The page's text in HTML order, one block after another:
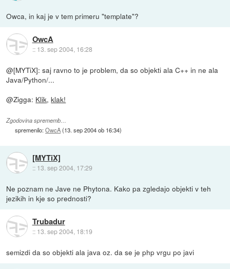
Owca, in kaj je v tem primeru "template"?
OwcA
:: 13. sep 2004, 16:28
@[MYTiX]: saj ravno to je problem, da so objekti ala C++ in ne ala
Java/Python/...
@Zigga: Klik,klak!
Zgodovina sprememb…
spremenilo:OwcA(13. sep 2004 ob 16:34)
[MYTiX]
:: 13. sep 2004, 17:29
Ne poznam ne Jave ne Phytona. Kako pa zgledajo objekti v teh
jezikih in kje so prednosti?
Trubadur
:: 13. sep 2004, 18:19
semizdi da so objekti ala java oz. da se je php vrgu po javi